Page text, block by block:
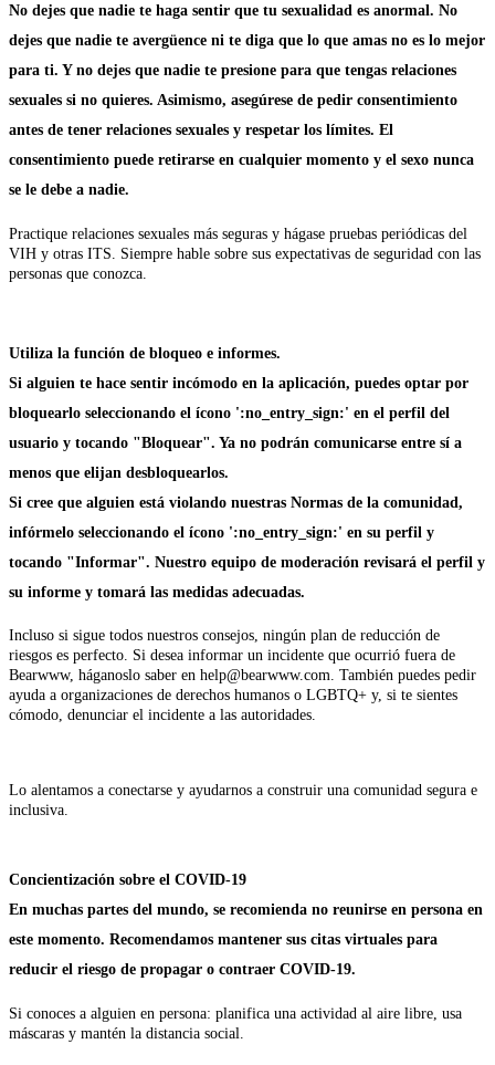
No dejes que nadie te haga sentir que tu sexualidad es anormal. No
dejes que nadie te avergüence ni te diga que lo que amas no es lo mejor
para ti. Y no dejes que nadie te presione para que tengas relaciones
sexuales si no quieres. Asimismo, asegúrese de pedir consentimiento
antes de tener relaciones sexuales y respetar los límites. El
consentimiento puede retirarse en cualquier momento y el sexo nunca
se le debe a nadie.
Practique relaciones sexuales más seguras y hágase pruebas periódicas del
VIH y otras ITS. Siempre hable sobre sus expectativas de seguridad con las
personas que conozca.
Utiliza la función de bloqueo e informes.
Si alguien te hace sentir incómodo en la aplicación, puedes optar por
bloquearlo seleccionando el ícono ':no_entry_sign:' en el perfil del
usuario y tocando "Bloquear". Ya no podrán comunicarse entre sí a
menos que elijan desbloquearlos.
Si cree que alguien está violando nuestras Normas de la comunidad,
infórmelo seleccionando el ícono ':no_entry_sign:' en su perfil y
tocando "Informar". Nuestro equipo de moderación revisará el perfil y
su informe y tomará las medidas adecuadas.
Incluso si sigue todos nuestros consejos, ningún plan de reducción de
riesgos es perfecto. Si desea informar un incidente que ocurrió fuera de
Bearwww, háganoslo saber en help@bearwww.com. También puedes pedir
ayuda a organizaciones de derechos humanos o LGBTQ+ y, si te sientes
cómodo, denunciar el incidente a las autoridades.
Lo alentamos a conectarse y ayudarnos a construir una comunidad segura e
inclusiva.
Concientización sobre el COVID-19
En muchas partes del mundo, se recomienda no reunirse en persona en
este momento. Recomendamos mantener sus citas virtuales para
reducir el riesgo de propagar o contraer COVID-19.
Si conoces a alguien en persona: planifica una actividad al aire libre, usa
máscaras y mantén la distancia social.